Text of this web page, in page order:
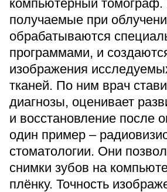
компьютерный томограф.
получаемые при
обрабатываются
программами, и
изображения
тканей. По ним врач
диагнозы, оценивает
и восстановление после
один пример –
стоматологии. Они
снимки зубов на
плёнку. Точность